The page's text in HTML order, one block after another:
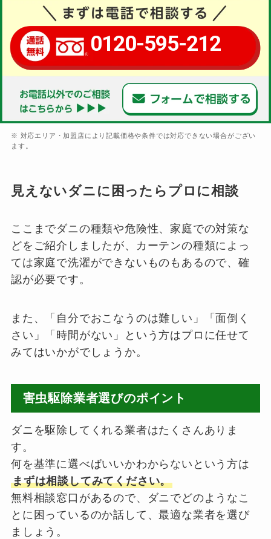
0120-595-212
※ 対応エリア・加盟店により記載価格や条件では対応できない場合がござい
ます。
見えないダニに困ったらプロに相談
ここまでダニの種類や危険性、家庭での対策な
どをご紹介しましたが、カーテンの種類によっ
ては家庭で洗濯ができないものもあるので、確
認が必要です。
また、「自分でおこなうのは難しい」「面倒く
さい」「時間がない」という方はプロに任せて
みてはいかがでしょうか。
害虫駆除業者選びのポイント
ダニを駆除してくれる業者はたくさんありま
す。
何を基準に選べばいいかわからないという方は
まずは相談してみてください。
無料相談窓口があるので、ダニでどのようなこ
とに困っているのか話して、最適な業者を選び
ましょう。